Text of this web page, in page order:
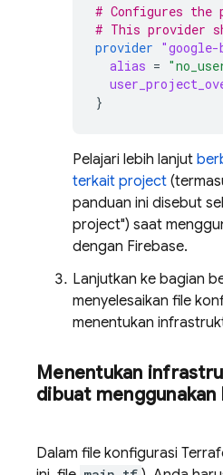
# Configures
# This provider
provider "google-
alias =
}
Pelajari lebih lanjut
terkait project
panduan ini disebut
project") saat
dengan Firebase.
Lanjutkan ke bagian
menyelesaikan file
menentukan
Menentukan
dibuat menggunakan
Dalam file konfigurasi